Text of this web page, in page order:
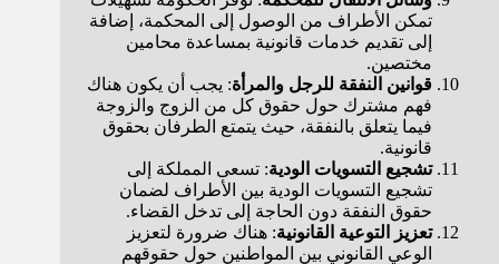
تمكن الأطراف من الوصول إلى المحكمة، إضافة
إلى تقديم خدمات قانونية بمساعدة محامين
مختصين.
قوانين النفقة للرجل والمرأة: يجب أن يكون هناك
فهم مشترك حول حقوق كل من الزوج والزوجة
فيما يتعلق بالنفقة، حيث يتمتع الطرفان بحقوق
قانونية.
تشجيع التسويات الودية: تسعى المملكة إلى
تشجيع التسويات الودية بين الأطراف لضمان
حقوق النفقة دون الحاجة إلى تدخل القضاء.
تعزيز التوعية القانونية: هناك ضرورة لتعزيز
الوعي القانوني بين المواطنين حول حقوقهم